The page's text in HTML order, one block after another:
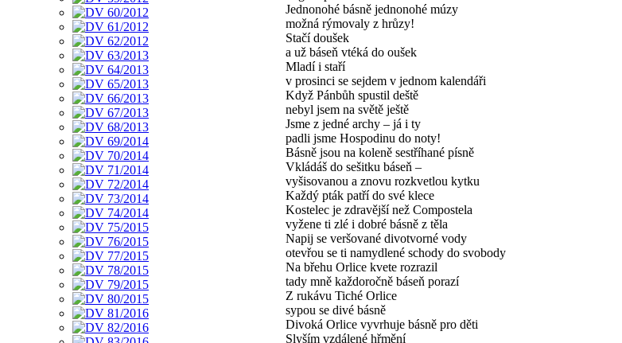
Jednonohé básně jednonohé múzy
možná rýmovaly z hrůzy!
Stačí doušek
a už báseň vtéká do oušek
Mladí i staří
v prosinci se sejdem v jednom kalendáři
Když Pánbůh spustil deště
nebyl jsem na světě ještě
Jsme z jedné archy – já i ty
padli jsme Hospodinu do noty!
Básně jsou na koleně sestříhané písně
Vkládáš do sešitku báseň –
vyšisovanou a znovu rozkvetlou kytku
Každý pták patří do své klece
Kostelec je zdravější než Compostela
vyžene ti zlé i dobré básně z těla
Napij se veršované divotvorné vody
otevřou se ti namydlené schody do svobody
Na břehu Orlice kvete rozrazil
tady mně každoročně báseň porazí
Z rukávu Tiché Orlice
sypou se divé básně
Divoká Orlice vyvrhuje básně pro děti
Slyším vzdálené hřmění